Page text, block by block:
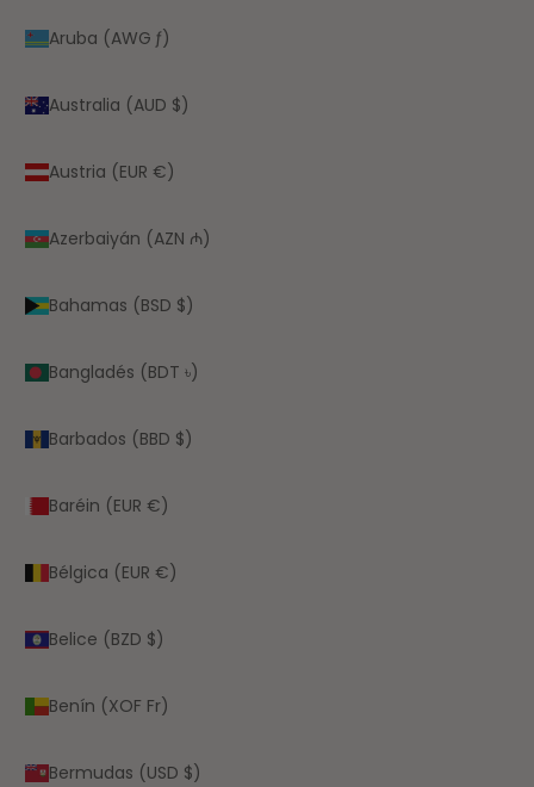
Aruba (AWG ƒ)
Australia (AUD $)
Austria (EUR €)
Azerbaiyán (AZN ₼)
Bahamas (BSD $)
Bangladés (BDT ৳)
Barbados (BBD $)
Baréin (EUR €)
Bélgica (EUR €)
Belice (BZD $)
Benín (XOF Fr)
Bermudas (USD $)